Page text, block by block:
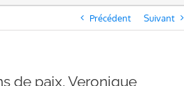
Précédent Suivant
de paix. Veronique